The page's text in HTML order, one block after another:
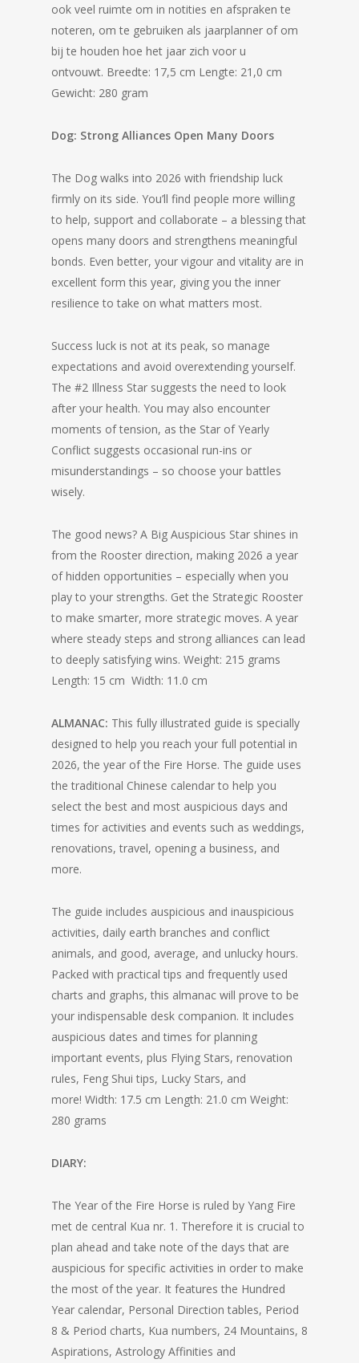
ook veel ruimte om in notities en afspraken te
noteren, om te gebruiken als jaarplanner of om
bij te houden hoe het jaar zich voor u
ontvouwt. Breedte: 17,5 cm Lengte: 21,0 cm
Gewicht: 280 gram
Dog: Strong Alliances Open Many Doors
The Dog walks into 2026 with friendship luck
firmly on its side. You’ll find people more willing
to help, support and collaborate – a blessing that
opens many doors and strengthens meaningful
bonds. Even better, your vigour and vitality are in
excellent form this year, giving you the inner
resilience to take on what matters most.
Success luck is not at its peak, so manage
expectations and avoid overextending yourself.
The #2 Illness Star suggests the need to look
after your health. You may also encounter
moments of tension, as the Star of Yearly
Conflict suggests occasional run-ins or
misunderstandings – so choose your battles
wisely.
The good news? A Big Auspicious Star shines in
from the Rooster direction, making 2026 a year
of hidden opportunities – especially when you
play to your strengths. Get the Strategic Rooster
to make smarter, more strategic moves. A year
where steady steps and strong alliances can lead
to deeply satisfying wins. Weight: 215 grams
Length: 15 cm Width: 11.0 cm
ALMANAC: This fully illustrated guide is specially
designed to help you reach your full potential in
2026, the year of the Fire Horse. The guide uses
the traditional Chinese calendar to help you
select the best and most auspicious days and
times for activities and events such as weddings,
renovations, travel, opening a business, and
more.
The guide includes auspicious and inauspicious
activities, daily earth branches and conflict
animals, and good, average, and unlucky hours.
Packed with practical tips and frequently used
charts and graphs, this almanac will prove to be
your indispensable desk companion. It includes
auspicious dates and times for planning
important events, plus Flying Stars, renovation
rules, Feng Shui tips, Lucky Stars, and
more! Width: 17.5 cm Length: 21.0 cm Weight:
280 grams
DIARY:
The Year of the Fire Horse is ruled by Yang Fire
met de central Kua nr. 1. Therefore it is crucial to
plan ahead and take note of the days that are
auspicious for specific activities in order to make
the most of the year. It features the Hundred
Year calendar, Personal Direction tables, Period
8 & Period charts, Kua numbers, 24 Mountains, 8
Aspirations, Astrology Affinities and